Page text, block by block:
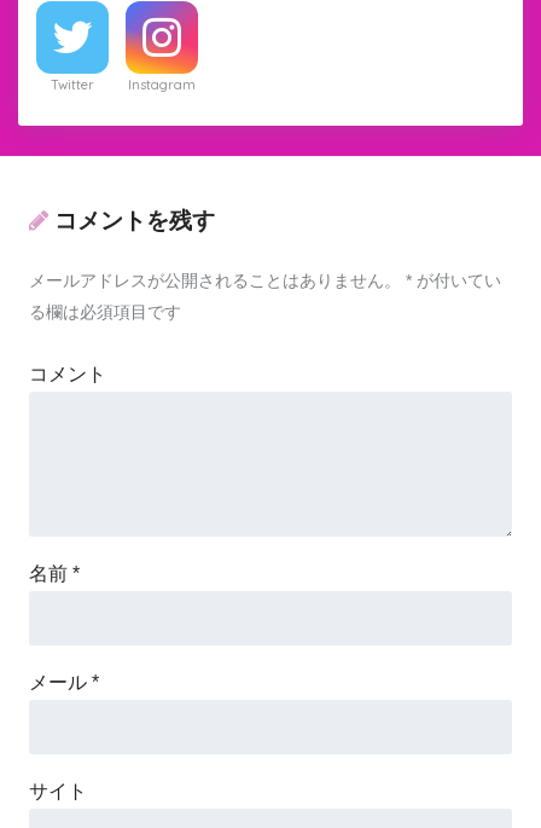
Twitter Instagram
コメントを残す
メールアドレスが公開されることはありません。 * が付いてい
る欄は必須項目です
コメント
名前 *
メール *
サイト